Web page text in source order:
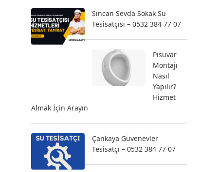
Sincan Sevda Sokak Su
Tesisatçısı – 0532 384 77 07
Pisuvar
Montajı
Nasıl
Yapılır?
Hizmet
Almak İçin Arayın
Çankaya Güvenevler
Tesisatçı – 0532 384 77 07